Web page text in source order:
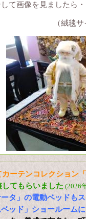
して画像を見ましたら
（絨毯
ーテンコレクション
てもらいました (2026
タ」の電動ベッドも
ッド」ショールーム